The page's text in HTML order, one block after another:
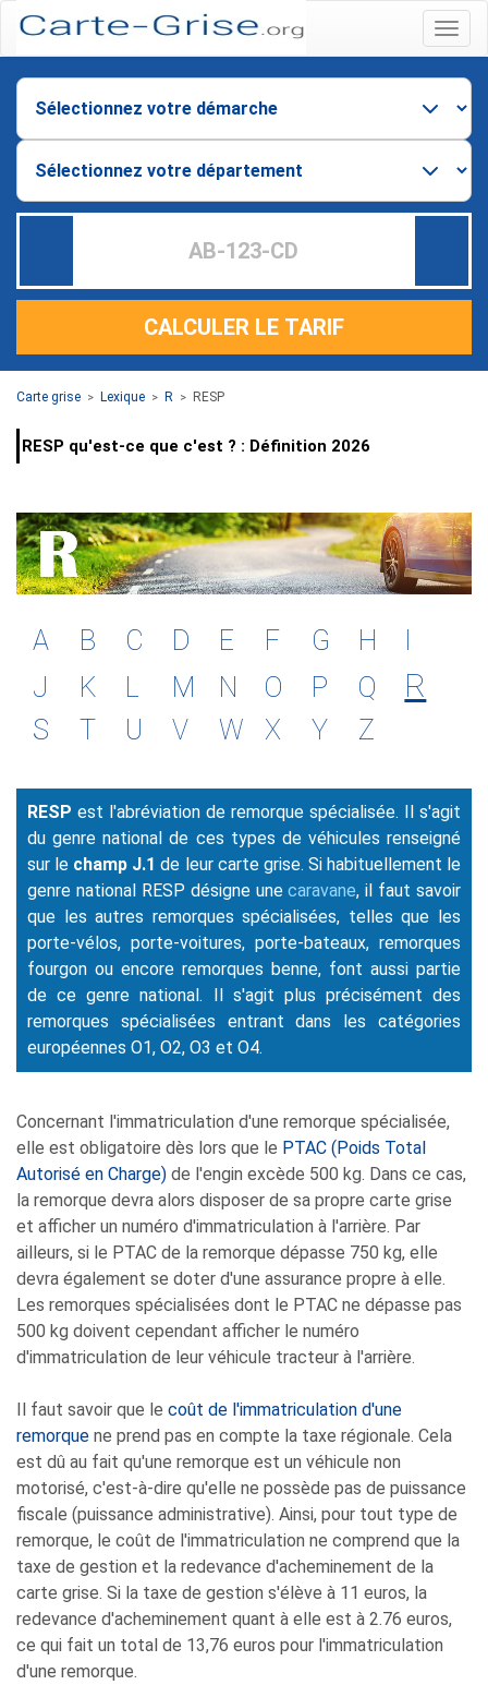
Menu
CALCULER LE TARIF
Carte grise > Lexique > R > RESP
RESP qu'est-ce que c'est ? : Définition 2026
A B C D E F G H
I
J
K L M N O P Q R
S T U V W X Y Z
RESP est l'abréviation de remorque spécialisée. Il s'agit
du genre national de ces types de véhicules renseigné
sur le champ J.1 de leur carte grise. Si habituellement le
genre national RESP désigne unecaravane, il faut savoir
que les autres remorques spécialisées, telles que les
porte-vélos, porte-voitures, porte-bateaux, remorques
fourgon ou encore remorques benne, font aussi partie
de ce genre national. Il s'agit plus précisément des
remorques spécialisées entrant dans les catégories
européennes O1, O2, O3 et O4.
Concernant l'immatriculation d'une remorque spécialisée,
elle est obligatoire dès lors que le PTAC (Poids Total
Autorisé en Charge) de l'engin excède 500 kg. Dans ce cas,
la remorque devra alors disposer de sa propre carte grise
et afficher un numéro d'immatriculation à l'arrière. Par
ailleurs, si le PTAC de la remorque dépasse 750 kg, elle
devra également se doter d'une assurance propre à elle.
Les remorques spécialisées dont le PTAC ne dépasse pas
500 kg doivent cependant afficher le numéro
d'immatriculation de leur véhicule tracteur à l'arrière.
Il faut savoir que le coût de l'immatriculation d'une
remorque ne prend pas en compte la taxe régionale. Cela
est dû au fait qu'une remorque est un véhicule non
motorisé, c'est-à-dire qu'elle ne possède pas de puissance
fiscale (puissance administrative). Ainsi, pour tout type de
remorque, le coût de l'immatriculation ne comprend que la
taxe de gestion et la redevance d'acheminement de la
carte grise. Si la taxe de gestion s'élève à 11 euros, la
redevance d'acheminement quant à elle est à 2.76 euros,
ce qui fait un total de 13,76 euros pour l'immatriculation
d'une remorque.